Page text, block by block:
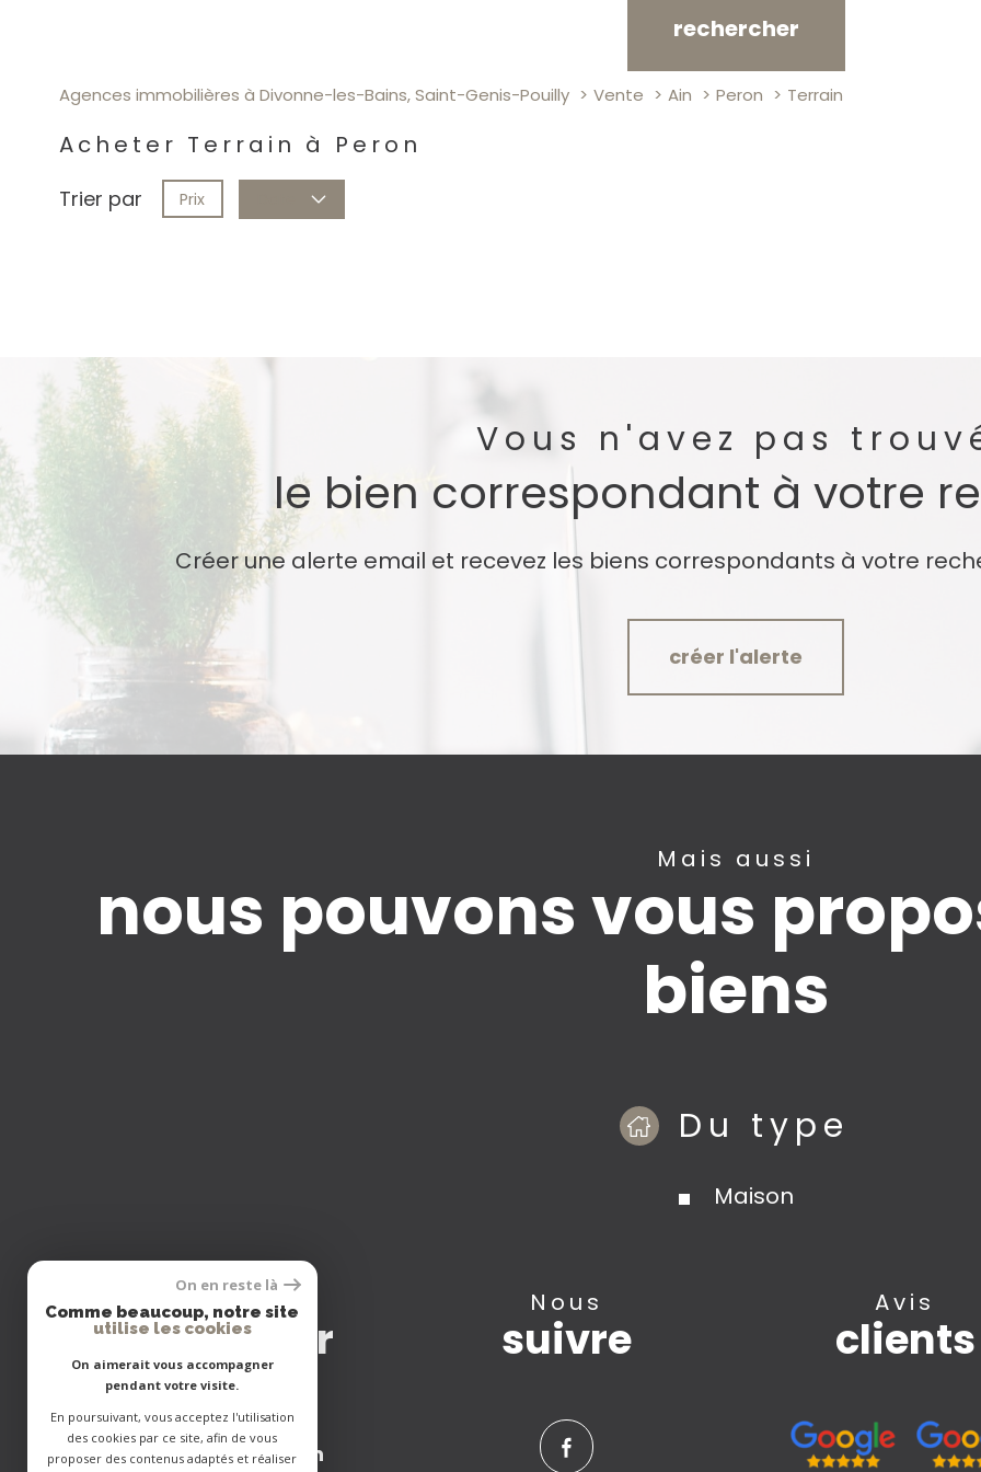
rechercher
Agences immobilières à Divonne-les-Bains, Saint-Genis-Pouilly Vente Ain Peron Terrain
Acheter Terrain à Peron
Trier par Prix
Vous n'avez pas
le bien correspondant à votre
Créer une alerte email et recevez les biens correspondants à votre
créer l'alerte
Mais aussi
nous pouvons vous
biens
Du type
Maison
se
connecter
Espace Gestion
nous
suivre
avis
clients
On en reste là
Comme beaucoup, notre site
utilise les cookies
On aimerait vous accompagner
pendant votre visite.
En poursuivant, vous acceptez l'utilisation
des cookies par ce site, afin de vous
proposer des contenus adaptés et réaliser